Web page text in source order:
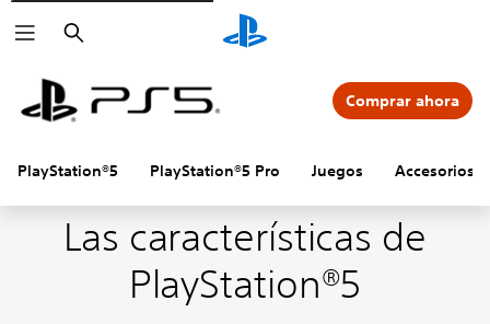
Buscar
PlayStation®5 PlayStation®5 Pro Juegos Accesorios
Comprar ahora
Las características de
PlayStation®5